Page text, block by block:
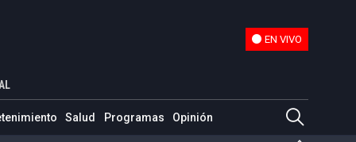
EN VIVO
Salud Programas Opinión
de las FARC